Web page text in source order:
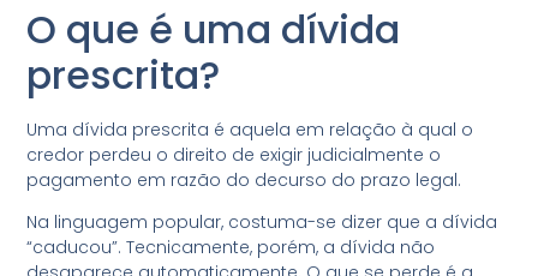
O que é uma dívida
prescrita?
Uma dívida prescrita é aquela em relação à qual o
credor perdeu o direito de exigir judicialmente o
pagamento em razão do decurso do prazo legal.
Na linguagem popular, costuma-se dizer que a dívida
“caducou”. Tecnicamente, porém, a dívida não